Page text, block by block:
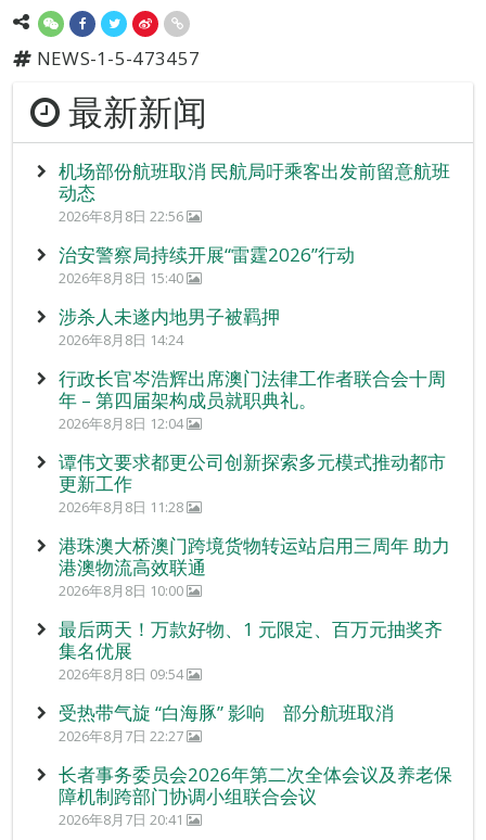
NEWS-1-5-473457
最新新闻
机场部份航班取消 民航局吁乘客出发前留意航班
动态
2026年8月8日 22:56
治安警察局持续开展“雷霆2026”行动
2026年8月8日 15:40
涉杀人未遂内地男子被羁押
2026年8月8日 14:24
行政长官岑浩辉出席澳门法律工作者联合会十周
年 – 第四届架构成员就职典礼。
2026年8月8日 12:04
谭伟文要求都更公司创新探索多元模式推动都市
更新工作
2026年8月8日 11:28
港珠澳大桥澳门跨境货物转运站启用三周年 助力
港澳物流高效联通
2026年8月8日 10:00
最后两天！万款好物、1 元限定、百万元抽奖齐
集名优展
2026年8月8日 09:54
受热带气旋 “白海豚” 影响 部分航班取消
2026年8月7日 22:27
长者事务委员会2026年第二次全体会议及养老保
障机制跨部门协调小组联合会议
2026年8月7日 20:41